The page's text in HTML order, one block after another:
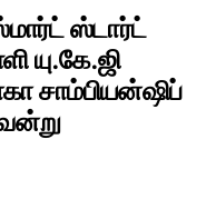
ஸ்டார்ட்
யு.கே.ஜி
சாம்பியன்ஷிப்